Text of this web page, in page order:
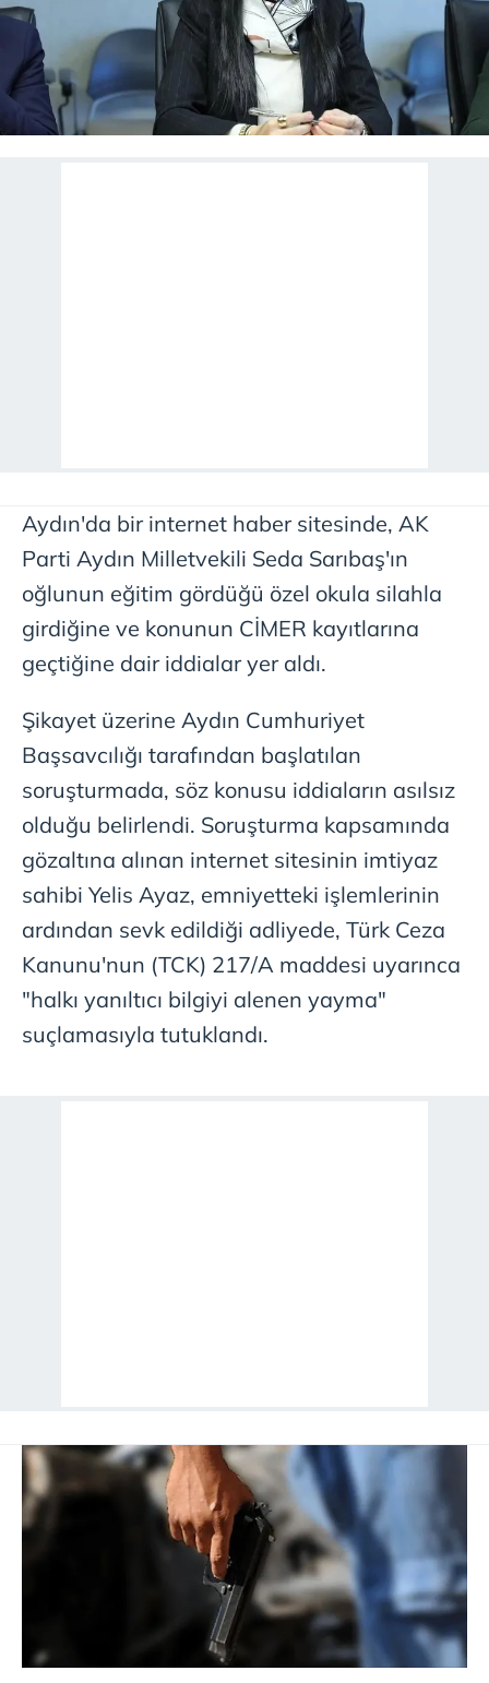
Aydın'da bir internet haber sitesinde, AK
Parti Aydın Milletvekili Seda Sarıbaş'ın
oğlunun eğitim gördüğü özel okula silahla
girdiğine ve konunun CİMER kayıtlarına
geçtiğine dair iddialar yer aldı.
Şikayet üzerine Aydın Cumhuriyet
Başsavcılığı tarafından başlatılan
soruşturmada, söz konusu iddiaların asılsız
olduğu belirlendi. Soruşturma kapsamında
gözaltına alınan internet sitesinin imtiyaz
sahibi Yelis Ayaz, emniyetteki işlemlerinin
ardından sevk edildiği adliyede, Türk Ceza
Kanunu'nun (TCK) 217/A maddesi uyarınca
"halkı yanıltıcı bilgiyi alenen yayma"
suçlamasıyla tutuklandı.